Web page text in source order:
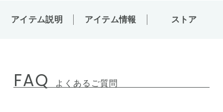
アイテム説明 アイテム情報 ストア
FAQ よくあるご質問